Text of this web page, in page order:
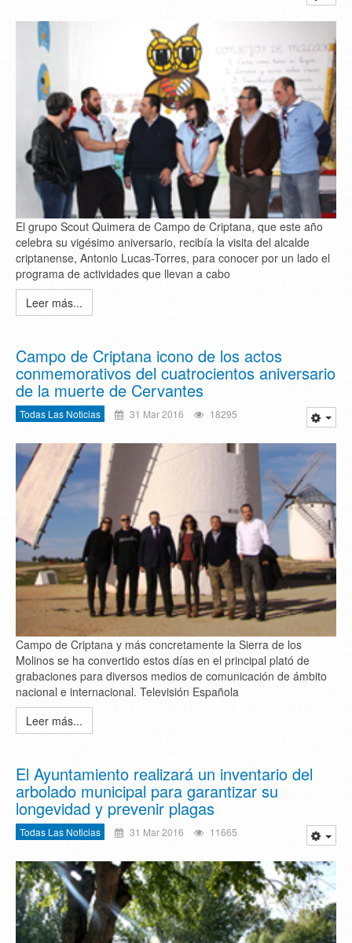
El grupo Scout Quimera de Campo de Criptana, que este año
celebra su vigésimo aniversario, recibía la visita del alcalde
criptanense, Antonio Lucas-Torres, para conocer por un lado el
programa de actividades que llevan a cabo
Leer más...
Campo de Criptana icono de los actos
conmemorativos del cuatrocientos aniversario
de la muerte de Cervantes
Todas Las Noticias 31 Mar 2016 18295
Campo de Criptana y más concretamente la Sierra de los
Molinos se ha convertido estos días en el principal plató de
grabaciones para diversos medios de comunicación de ámbito
nacional e internacional. Televisión Española
Leer más...
El Ayuntamiento realizará un inventario del
arbolado municipal para garantizar su
longevidad y prevenir plagas
Todas Las Noticias 31 Mar 2016 11665